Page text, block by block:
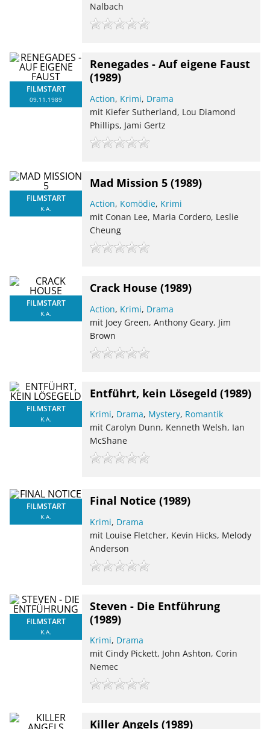
Nalbach
FILMSTART
09.11.1989
Renegades - Auf eigene Faust
(1989)
Action, Krimi, Drama
mit Kiefer Sutherland, Lou Diamond
Phillips, Jami Gertz
FILMSTART
K.A.
Mad Mission 5 (1989)
Action, Komödie, Krimi
mit Conan Lee, Maria Cordero, Leslie
Cheung
FILMSTART
K.A.
Crack House (1989)
Action, Krimi, Drama
mit Joey Green, Anthony Geary, Jim
Brown
FILMSTART
K.A.
Entführt, kein Lösegeld (1989)
Krimi, Drama, Mystery, Romantik
mit Carolyn Dunn, Kenneth Welsh, Ian
McShane
FILMSTART
K.A.
Final Notice (1989)
Krimi, Drama
mit Louise Fletcher, Kevin Hicks, Melody
Anderson
FILMSTART
K.A.
Steven - Die Entführung
(1989)
Krimi, Drama
mit Cindy Pickett, John Ashton, Corin
Nemec
Killer Angels (1989)